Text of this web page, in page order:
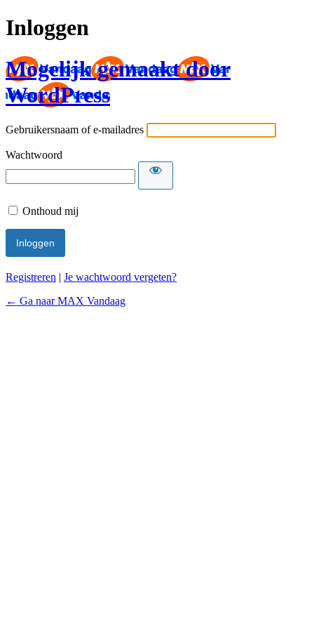
Inloggen
Mogelijk gemaakt door
WordPress
Gebruikersnaam of e-mailadres
Wachtwoord
Onthoud mij
Registreren | Je wachtwoord vergeten?
← Ga naar MAX Vandaag